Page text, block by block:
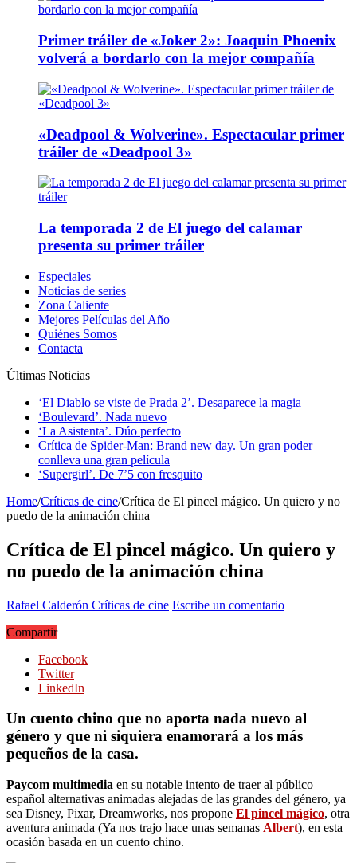
Primer tráiler de «Joker 2»: Joaquin Phoenix
volverá a bordarlo con la mejor compañía
«Deadpool & Wolverine». Espectacular primer
tráiler de «Deadpool 3»
La temporada 2 de El juego del calamar
presenta su primer tráiler
Especiales
Noticias de series
Zona Caliente
Mejores Películas del Año
Quiénes Somos
Contacta
Últimas Noticias
‘El Diablo se viste de Prada 2’. Desaparece la magia
‘Boulevard’. Nada nuevo
‘La Asistenta’. Dúo perfecto
Crítica de Spider-Man: Brand new day. Un gran poder
conlleva una gran película
‘Supergirl’. De 7’5 con fresquito
Home/Críticas de cine/Crítica de El pincel mágico. Un quiero y no
puedo de la animación china
Crítica de El pincel mágico. Un quiero y
no puedo de la animación china
Rafael Calderón Críticas de cine Escribe un comentario
Compartir
Facebook
Twitter
LinkedIn
Un cuento chino que no aporta nada nuevo al
género y que ni siquiera enamorará a los más
pequeños de la casa.
Paycom multimedia en su notable intento de traer al público
español alternativas animadas alejadas de las grandes del género, ya
sea Disney, Pixar, Dreamworks, nos propone El pincel mágico, otra
aventura animada (Ya nos trajo hace unas semanas Albert), en esta
ocasión basada en un cuento chino.